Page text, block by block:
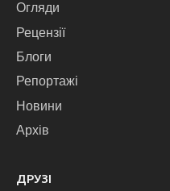
Огляди
Рецензії
Блоги
Репортажі
Новини
Архів
ДРУЗІ